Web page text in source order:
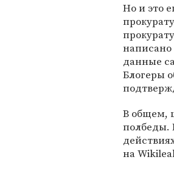
Но и это
написано
данные
Блогеры
В общем,
полбеды.
на